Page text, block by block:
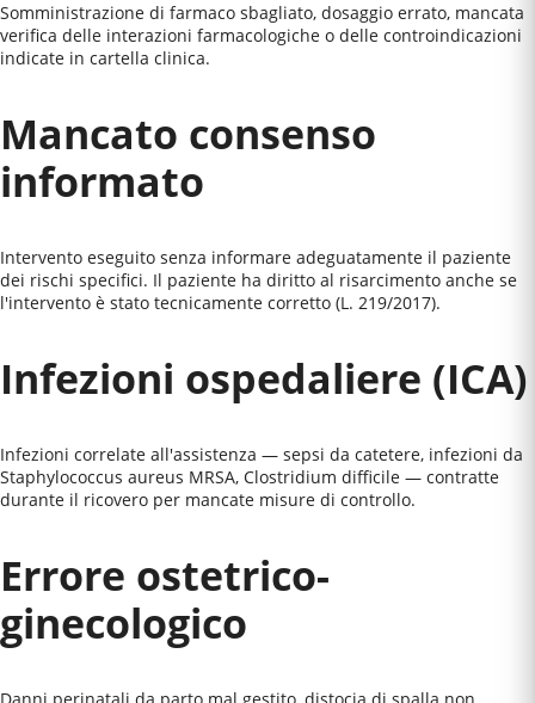
Somministrazione di farmaco sbagliato, dosaggio errato, mancata
verifica delle interazioni farmacologiche o delle controindicazioni
indicate in cartella clinica.
Mancato consenso
informato
Intervento eseguito senza informare adeguatamente il paziente
dei rischi specifici. Il paziente ha diritto al risarcimento anche se
l'intervento è stato tecnicamente corretto (L. 219/2017).
Infezioni ospedaliere (ICA)
Infezioni correlate all'assistenza — sepsi da catetere, infezioni da
Staphylococcus aureus MRSA, Clostridium difficile — contratte
durante il ricovero per mancate misure di controllo.
Errore ostetrico-
ginecologico